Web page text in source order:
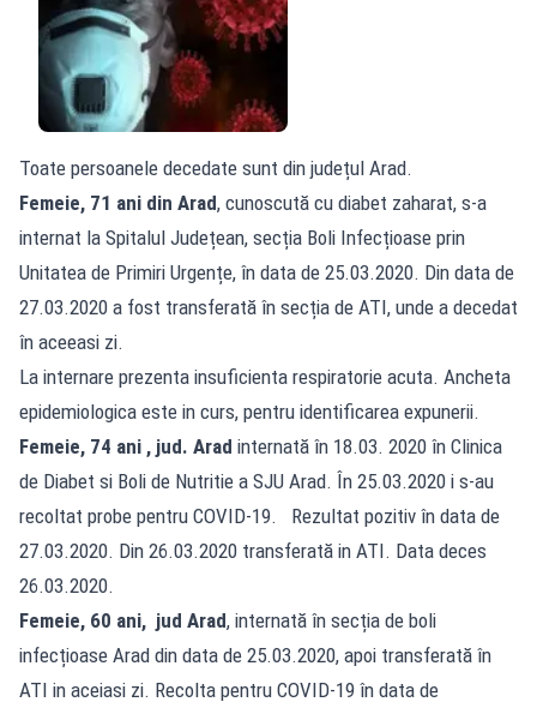
Toate persoanele decedate sunt din județul Arad.
Femeie, 71 ani din Arad, cunoscută cu diabet zaharat, s-a
internat la Spitalul Județean, secția Boli Infecțioase prin
Unitatea de Primiri Urgențe, în data de 25.03.2020. Din data de
27.03.2020 a fost transferată în secția de ATI, unde a decedat
în aceeasi zi.
La internare prezenta insuficienta respiratorie acuta. Ancheta
epidemiologica este in curs, pentru identificarea expunerii.
Femeie, 74 ani , jud. Arad internată în 18.03. 2020 în Clinica
de Diabet si Boli de Nutritie a SJU Arad. În 25.03.2020 i s-au
recoltat probe pentru COVID-19. Rezultat pozitiv în data de
27.03.2020. Din 26.03.2020 transferată in ATI. Data deces
26.03.2020.
Femeie, 60 ani, jud Arad, internată în secția de boli
infecțioase Arad din data de 25.03.2020, apoi transferată în
ATI in aceiasi zi. Recolta pentru COVID-19 în data de